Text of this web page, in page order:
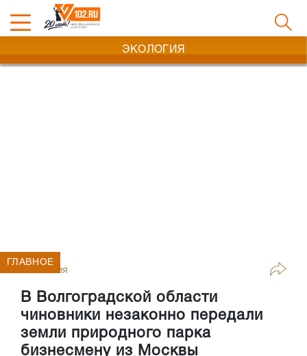
ЭКОЛОГИЯ
Экология
В Волгоградской области
чиновники незаконно передали
земли природного парка
бизнесмену из Москвы
ГЛАВНОЕ